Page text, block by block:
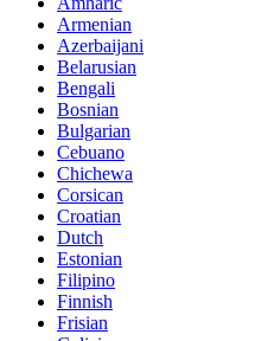
Armenian
Azerbaijani
Belarusian
Bengali
Bosnian
Bulgarian
Cebuano
Chichewa
Corsican
Croatian
Dutch
Estonian
Filipino
Finnish
Frisian